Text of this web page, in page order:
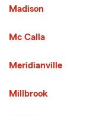
Madison
Mc Calla
Meridianville
Millbrook